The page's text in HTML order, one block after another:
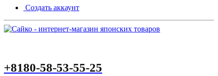
Создать аккаунт
+8180-58-53-55-25